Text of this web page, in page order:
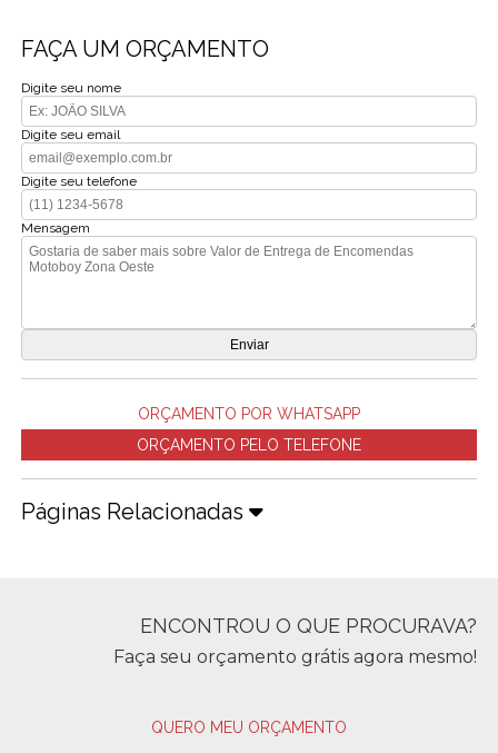
FAÇA UM ORÇAMENTO
Digite seu nome
Digite seu email
Digite seu telefone
Mensagem
ORÇAMENTO POR WHATSAPP
ORÇAMENTO PELO TELEFONE
Páginas Relacionadas
ENCONTROU O QUE PROCURAVA?
Faça seu orçamento grátis agora mesmo!
QUERO MEU ORÇAMENTO